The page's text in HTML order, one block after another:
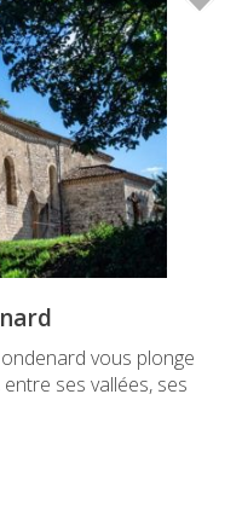
vous plonge
ses vallées, ses